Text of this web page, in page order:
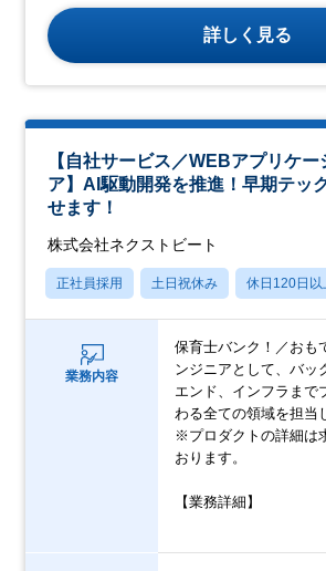
詳しく見る
【自社サービス／WEBアプリケ
ア】AI駆動開発を推進！早期テッ
せます！
株式会社ネクストビート
正社員採用 土日祝休み 休日120日以
業務内容
保育士バンク！／おも
ンジニアとして、バッ
エンド、インフラまで
わる全ての領域を担当
※プロダクトの詳細は
おります。
【業務詳細】